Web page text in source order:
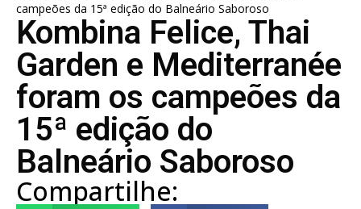
campeões da 15ª edição do Balneário Saboroso
Kombina Felice, Thai
Garden e Mediterranée
foram os campeões da
15ª edição do
Balneário Saboroso
Compartilhe: